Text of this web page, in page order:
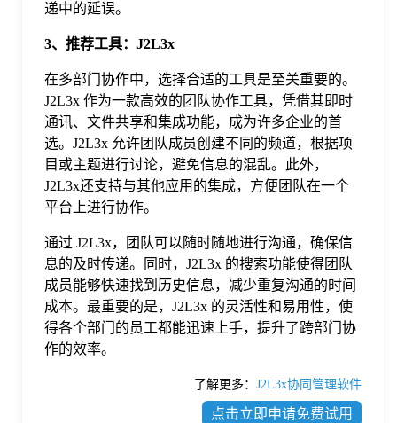
递中的延误。
3、推荐工具：J2L3x
在多部门协作中，选择合适的工具是至关重要的。
J2L3x 作为一款高效的团队协作工具，凭借其即时
通讯、文件共享和集成功能，成为许多企业的首
选。J2L3x 允许团队成员创建不同的频道，根据项
目或主题进行讨论，避免信息的混乱。此外，
J2L3x还支持与其他应用的集成，方便团队在一个
平台上进行协作。
通过 J2L3x，团队可以随时随地进行沟通，确保信
息的及时传递。同时，J2L3x 的搜索功能使得团队
成员能够快速找到历史信息，减少重复沟通的时间
成本。最重要的是，J2L3x 的灵活性和易用性，使
得各个部门的员工都能迅速上手，提升了跨部门协
作的效率。
了解更多： J2L3x协同管理软件
点击立即申请免费试用